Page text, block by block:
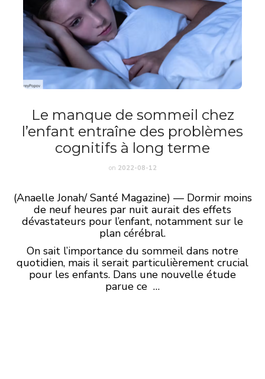
Le manque de sommeil chez
l’enfant entraîne des problèmes
cognitifs à long terme
on 2022-08-12
(Anaelle Jonah/ Santé Magazine) — Dormir moins
de neuf heures par nuit aurait des effets
dévastateurs pour l’enfant, notamment sur le
plan cérébral.
On sait l’importance du sommeil dans notre
quotidien, mais il serait particulièrement crucial
pour les enfants. Dans une nouvelle étude
parue ce …